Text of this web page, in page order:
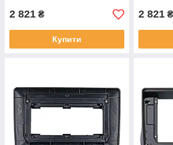
2 821 ₴
Купити
2 821 ₴